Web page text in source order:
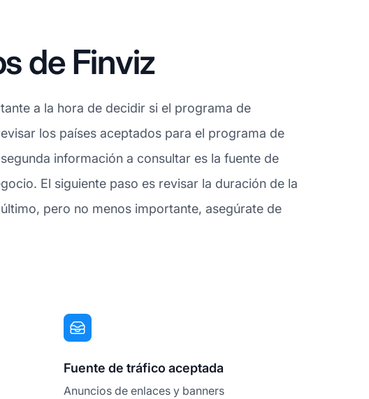
de Finviz
a la hora de decidir si el programa de
los países aceptados para el programa de
información a consultar es la fuente de
El siguiente paso es revisar la duración de la
pero no menos importante, asegúrate de
Fuente de tráfico aceptada
Anuncios de enlaces y banners